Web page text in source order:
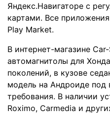
Яндекс.Навигаторе с
картами. Все
Play Market.
В интернет-магазине
автомагнитолы для
поколений, в кузове
модель на Андроиде
требования. В наличии
Roximo, Carmedia и